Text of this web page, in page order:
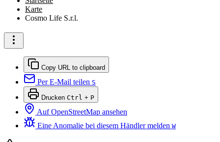
Karte
Cosmo Life S.r.l.
Copy URL to clipboard
Per E-Mail teilen S
Drucken Ctrl + P
Auf OpenStreetMap ansehen
Eine Anomalie bei diesem Händler melden W